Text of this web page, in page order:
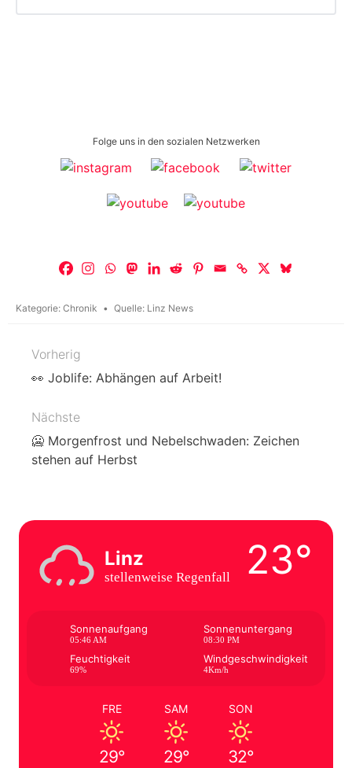
Folge uns in den sozialen Netzwerken
Kategorie: Chronik Quelle: Linz News
Beitragsnavigation
Vorherig
👀 Joblife: Abhängen auf Arbeit!
Nächste
🥶 Morgenfrost und Nebelschwaden: Zeichen
stehen auf Herbst
Linz
stellenweise Regenfall 23°
Sonnenaufgang
05:46 AM
Sonnenuntergang
08:30 PM
Feuchtigkeit
69%
Windgeschwindigkeit
4Km/h
FRE
29°
SAM
29°
SON
32°